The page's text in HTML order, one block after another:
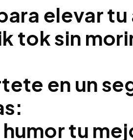
elevar
tok sin
en un
humor tu